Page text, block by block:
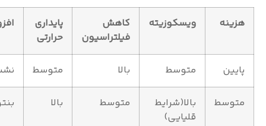
ویسکوزیته
کاهش
فیلتراسیون
حرارتی
افزودنی
متوسط نشساته
بالا(شرایط
قلیایی)
متوسط بنتونیت